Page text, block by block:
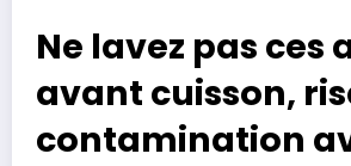
Ne lavez pas ces
avant cuisson,
contamination